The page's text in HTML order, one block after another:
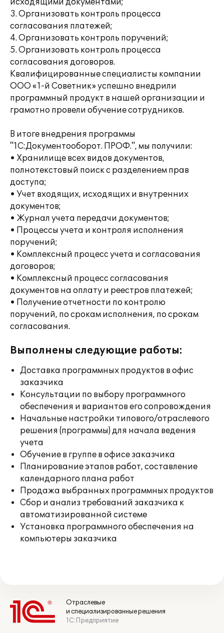
исходящими документами;
3. Организовать контроль процесса
согласования платежей;
4. Организовать контроль поручений;
5. Организовать контроль процесса
согласования договоров.
Квалифицированные специалисты компании
ООО «1-й Советник» успешно внедрили
программный продукт в нашей организации и
грамотно провели обучение сотрудников.
В итоге внедрения программы
"1С:Документооборот. ПРОФ.", мы получили:
• Хранилище всех видов документов,
полнотекстовый поиск с разделением прав
доступа;
• Учет входящих, исходящих и внутренних
документов;
• Журнал учета передачи документов;
• Процессы учета и контроля исполнения
поручений;
• Комплексный процесс учета и согласования
договоров;
• Комплексный процесс согласования
документов на оплату и реестров платежей;
• Получение отчетности по контролю
поручений, по срокам исполнения, по срокам
согласования.
Выполнены следующие работы:
Доставка программных продуктов в офис
заказчика
Консультации по выбору программного
обеспечения и вариантов его сопровождения
Начальные настройки типового/отраслевого
решения (программы) для начала ведения
учета
Обучение в группе в офисе заказчика
Планирование этапов работ, составление
календарного плана работ
Продажа выбранных программных продуктов
Сбор и анализ требований заказчика к
автоматизированной системе
Установка программного обеспечения на
компьютеры заказчика
Отраслевые
и специализированные решения
1С:Предприятие